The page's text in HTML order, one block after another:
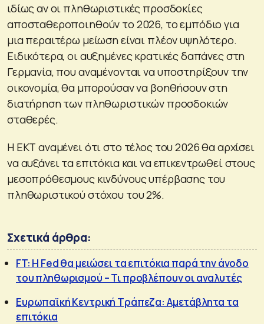
ιδίως αν οι πληθωριστικές προσδοκίες
αποσταθεροποιηθούν το 2026, το εμπόδιο για
μια περαιτέρω μείωση είναι πλέον υψηλότερο.
Ειδικότερα, οι αυξημένες κρατικές δαπάνες στη
Γερμανία, που αναμένονται να υποστηρίξουν την
οικονομία, θα μπορούσαν να βοηθήσουν στη
διατήρηση των πληθωριστικών προσδοκιών
σταθερές.
Η ΕΚΤ αναμένει ότι στο τέλος του 2026 θα αρχίσει
να αυξάνει τα επιτόκια και να επικεντρωθεί στους
μεσοπρόθεσμους κινδύνους υπέρβασης του
πληθωριστικού στόχου του 2%.
Σχετικά άρθρα:
FT: Η Fed θα μειώσει τα επιτόκια παρά την άνοδο
του πληθωρισμού – Τι προβλέπουν οι αναλυτές
Ευρωπαϊκή Κεντρική Τράπεζα: Αμετάβλητα τα
επιτόκια